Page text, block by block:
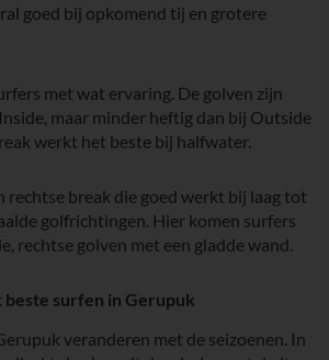
goed bij opkomend tij en grotere
met wat ervaring. De golven zijn
maar minder heftig dan bij Outside
werkt het beste bij halfwater.
rechtse break die goed werkt bij laag tot
golfrichtingen. Hier komen surfers
rechtse golven met een gladde wand.
surfen in Gerupuk
veranderen met de seizoenen. In